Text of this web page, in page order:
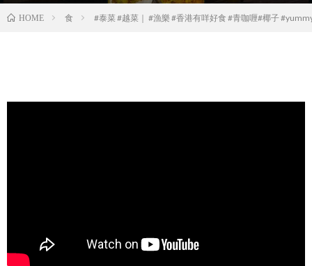
HOME 食 #泰菜 #越菜｜ #漁樂 #香港有咩好食 #青咖喱#椰子